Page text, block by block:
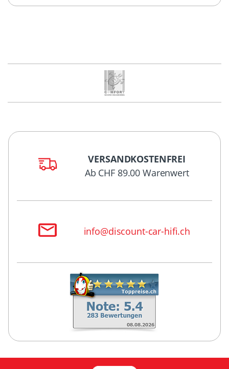
VERSANDKOSTENFREI
Ab CHF 89.00 Warenwert
info@discount-car-hifi.ch